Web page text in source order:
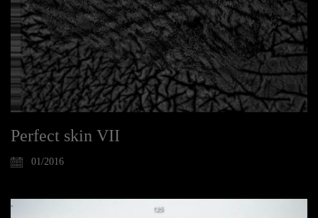
Perfect skin VII
01/2016